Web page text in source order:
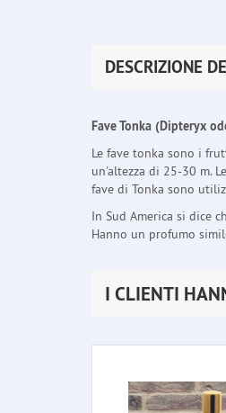
DESCRIZIONE
Fave Tonka (Dipteryx
Le fave tonka sono i
un'altezza di 25-30 m.
fave di Tonka sono
In Sud America si dice
Hanno un profumo
I CLIENTI